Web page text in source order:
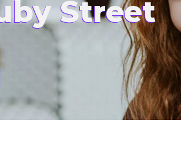
Street